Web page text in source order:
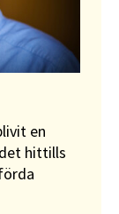
en
hittills